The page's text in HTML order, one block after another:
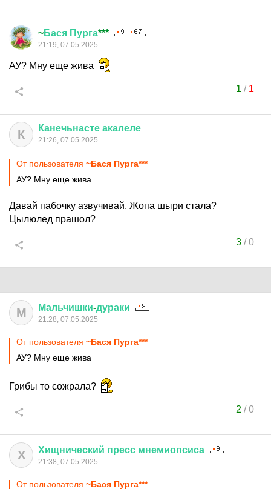
~Бася Пурга***
21:19, 07.05.2025
АУ? Мну еще жива
1 / 1
К Канечьнасте акалеле
21:26, 07.05.2025
От пользователя ~Бася Пурга***
АУ? Мну еще жива
Давай пабочку азвучивай. Жопа шыри стала?
Цылюлед прашол?
3/0
М Мальчишки-дураки
21:28, 07.05.2025
От пользователя ~Бася Пурга***
АУ? Мну еще жива
Грибы то сожрала?
2 /0
Х Хищнический пресс мнемиопсиса
21:38, 07.05.2025
От пользователя ~Бася Пурга***